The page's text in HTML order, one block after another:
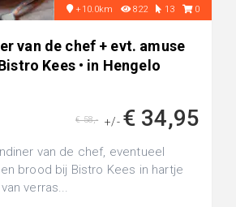
+10.0km 822 13 0
van de chef + evt. amuse
Kees • in Hengelo
+/- € 34,95
€ 58,-
van de chef, eventueel
brood bij Bistro Kees in hartje
verras...